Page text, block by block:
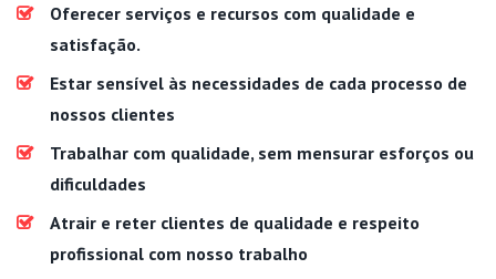
Oferecer serviços e recursos com qualidade e
satisfação.
Estar sensível às necessidades de cada processo de
nossos clientes
Trabalhar com qualidade, sem mensurar esforços ou
dificuldades
Atrair e reter clientes de qualidade e respeito
profissional com nosso trabalho